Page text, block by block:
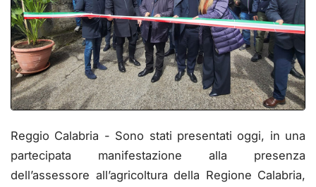
Reggio Calabria - Sono stati presentati oggi, in una
partecipata manifestazione alla presenza
dell’assessore all’agricoltura della Regione Calabria,